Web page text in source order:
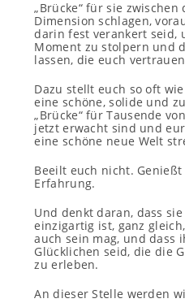
„Brücke“ für sie
Dimension schlagen,
darin fest verankert seid,
Moment zu stolpern und
lassen, die euch
Dazu stellt euch so oft
eine schöne, solide und
„Brücke“ für Tausende
jetzt erwacht sind und
eine schöne neue Welt
Beeilt euch nicht.
Erfahrung.
Und denkt daran, dass
einzigartig ist, ganz
auch sein mag, und dass
Glücklichen seid, die die
zu erleben.
An dieser Stelle werden